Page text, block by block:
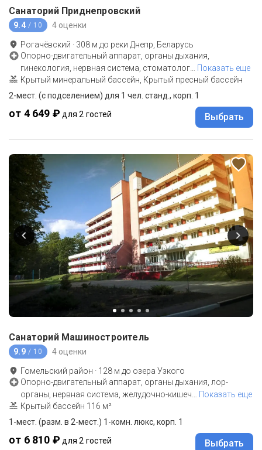
Санаторий Приднепровский
9.4 / 10 4 оценки
Рогачёвский · 308 м до реки Днепр, Беларусь
Опорно-двигательный аппарат, органы дыхания,
гинекология, нервная система, стоматолог… Показать еще
Крытый минеральный бассейн, Крытый пресный бассейн
2-мест. (с подселением) для 1 чел. станд., корп. 1
от 4 649 ₽ для 2 гостей Выбрать
Санаторий Машиностроитель
9.9 / 10 4 оценки
Гомельский район · 128 м до озера Узкого
Опорно-двигательный аппарат, органы дыхания, лор-
органы, нервная система, желудочно-кишеч
Показать еще
Крытый бассейн 116 м²
1-мест. (разм. в 2-мест.) 1-комн. люкс, корп. 1
от 6 810 ₽ для 2 гостей Выбрать